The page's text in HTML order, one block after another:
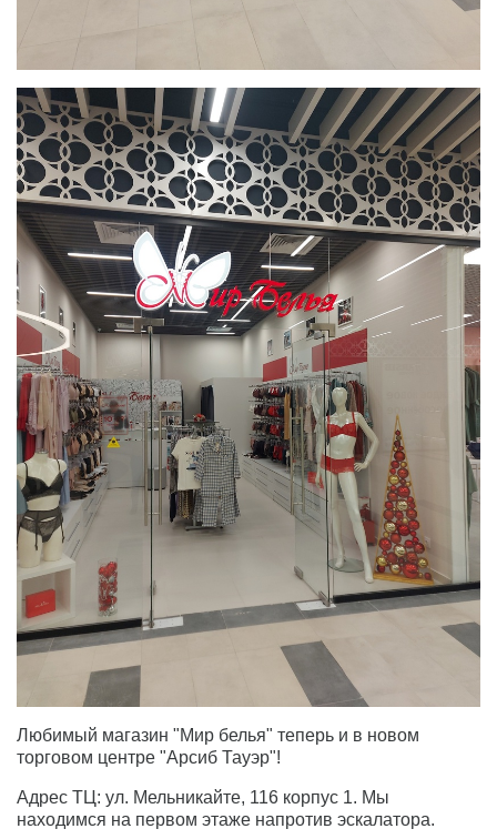
Любимый магазин "Мир белья" теперь и в новом
торговом центре "Арсиб Тауэр"!
Адрес ТЦ: ул. Мельникайте, 116 корпус 1. Мы
находимся на первом этаже напротив эскалатора.